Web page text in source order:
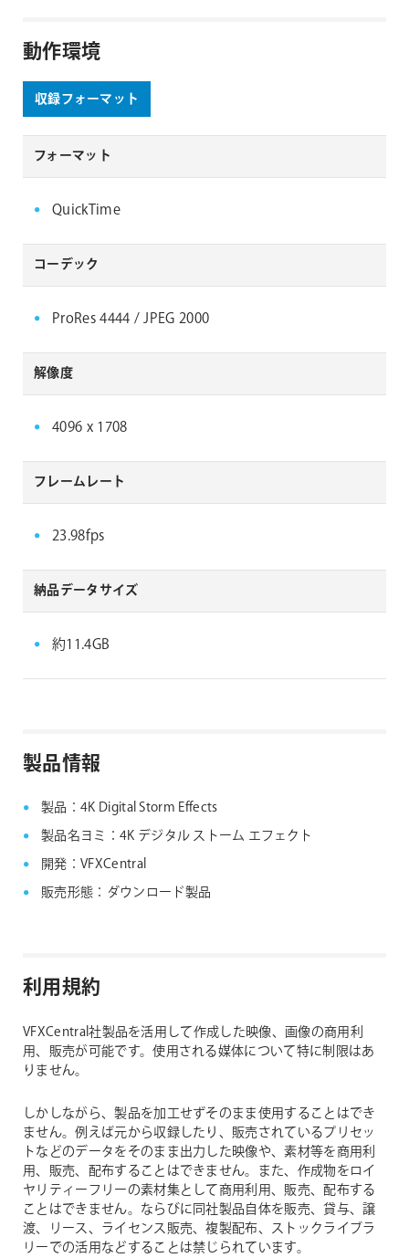
動作環境
収録フォーマット
フォーマット
QuickTime
コーデック
ProRes 4444 / JPEG 2000
解像度
4096 x 1708
フレームレート
23.98fps
納品データサイズ
約11.4GB
製品情報
製品：4K Digital Storm Effects
製品名ヨミ：4K デジタル ストーム エフェクト
開発：VFXCentral
販売形態：ダウンロード製品
利用規約
VFXCentral社製品を活用して作成した映像、画像の商用利
用、販売が可能です。使用される媒体について特に制限はあ
りません。
しかしながら、製品を加工せずそのまま使用することはでき
ません。例えば元から収録したり、販売されているプリセッ
トなどのデータをそのまま出力した映像や、素材等を商用利
用、販売、配布することはできません。また、作成物をロイ
ヤリティーフリーの素材集として商用利用、販売、配布する
ことはできません。ならびに同社製品自体を販売、貸与、譲
渡、リース、ライセンス販売、複製配布、ストックライブラ
リーでの活用などすることは禁じられています。